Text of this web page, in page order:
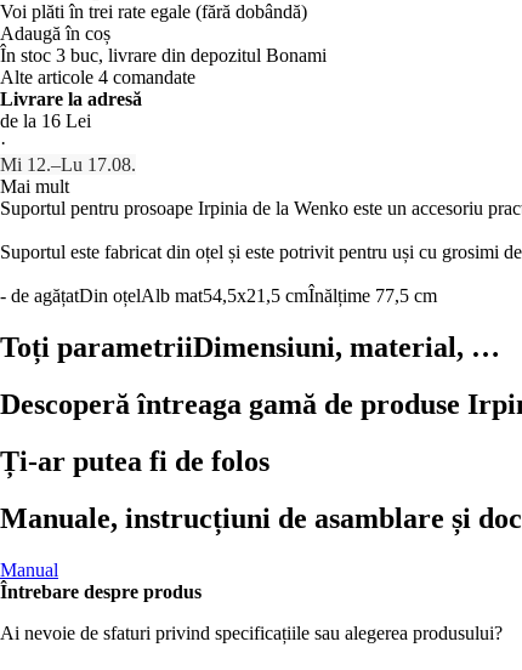
Voi plăti în trei rate egale (fără dobândă)
Adaugă în coș
În stoc 3 buc, livrare din depozitul Bonami
Alte articole 4 comandate
Livrare la adresă
de la 16 Lei
·
Mi 12.–Lu 17.08.
Mai mult
Suportul pentru prosoape Irpinia de la Wenko este un accesoriu
Suportul este fabricat din oțel și este potrivit pentru uși cu grosimi
- de agățatDin oțelAlb mat54,5x21,5 cmÎnălțime 77,5 cm
Toți parametriiDimensiuni, material, …
Descoperă întreaga gamă de produse
Ți-ar putea fi de folos
Manuale, instrucțiuni de asamblare și
Manual
Întrebare despre produs
Ai nevoie de sfaturi privind specificațiile sau alegerea produsului?